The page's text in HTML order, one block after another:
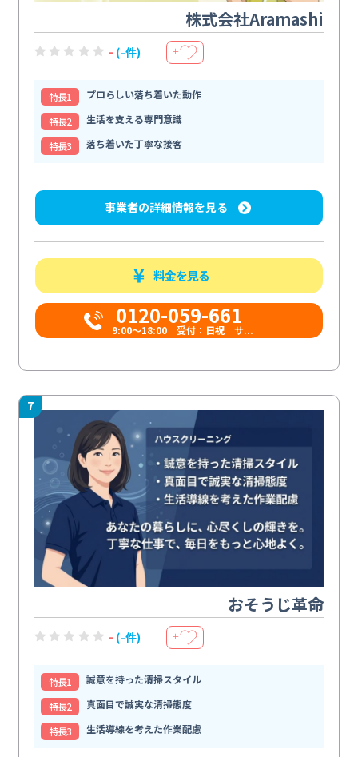
株式会社Aramashi
- (-件) ＋
特⻑1
プロらしい落ち着いた動作
特⻑2
生活を支える専門意識
特⻑3
落ち着いた丁寧な接客
事業者の詳細情報を見る
料金を見る
0120-059-661
9:00〜18:00 受付：日祝 サ...
7
おそうじ革命
- (-件) ＋
特⻑1
誠意を持った清掃スタイル
特⻑2
真面目で誠実な清掃態度
特⻑3
生活導線を考えた作業配慮